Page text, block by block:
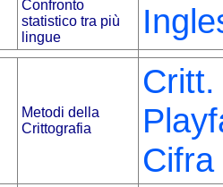
Confronto
statistico tra più
lingue
Metodi della
Crittografia